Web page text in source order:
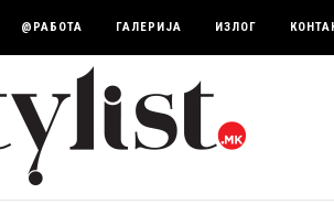
@РАБОТА ГАЛЕРИЈА ИЗЛОГ